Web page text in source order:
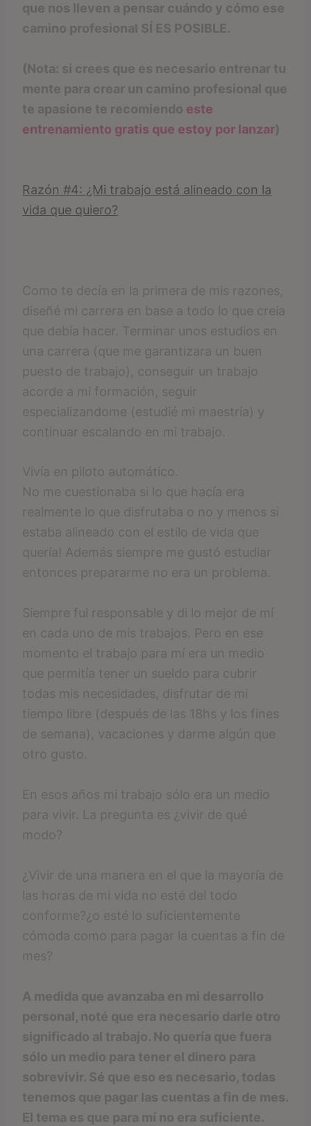
que nos lleven a pensar cuándo y cómo ese
camino profesional SÍ ES POSIBLE.
(Nota: si crees que es necesario entrenar tu
mente para crear un camino profesional que
te apasione te recomiendo este
entrenamiento gratis que estoy por lanzar)
Razón #4: ¿Mi trabajo está alineado con la
vida que quiero?
Como te decía en la primera de mis razones,
diseñé mi carrera en base a todo lo que creía
que debía hacer. Terminar unos estudios en
una carrera (que me garantizara un buen
puesto de trabajo), conseguir un trabajo
acorde a mi formación, seguir
especializandome (estudié mi maestría) y
continuar escalando en mi trabajo.
Vivía en piloto automático.
No me cuestionaba si lo que hacía era
realmente lo que disfrutaba o no y menos si
estaba alineado con el estilo de vida que
quería! Además siempre me gustó estudiar
entonces prepararme no era un problema.
Siempre fui responsable y di lo mejor de mí
en cada uno de mis trabajos. Pero en ese
momento el trabajo para mí era un medio
que permitía tener un sueldo para cubrir
todas mis necesidades, disfrutar de mi
tiempo libre (después de las 18hs y los fines
de semana), vacaciones y darme algún que
otro gusto.
En esos años mi trabajo sólo era un medio
para vivir. La pregunta es ¿vivir de qué
modo?
¿Vivir de una manera en el que la mayoría de
las horas de mi vida no esté del todo
conforme?¿o esté lo suficientemente
cómoda como para pagar la cuentas a fin de
mes?
A medida que avanzaba en mi desarrollo
personal, noté que era necesario darle otro
significado al trabajo. No quería que fuera
sólo un medio para tener el dinero para
sobrevivir. Sé que eso es necesario, todas
tenemos que pagar las cuentas a fin de mes.
El tema es que para mí no era suficiente.